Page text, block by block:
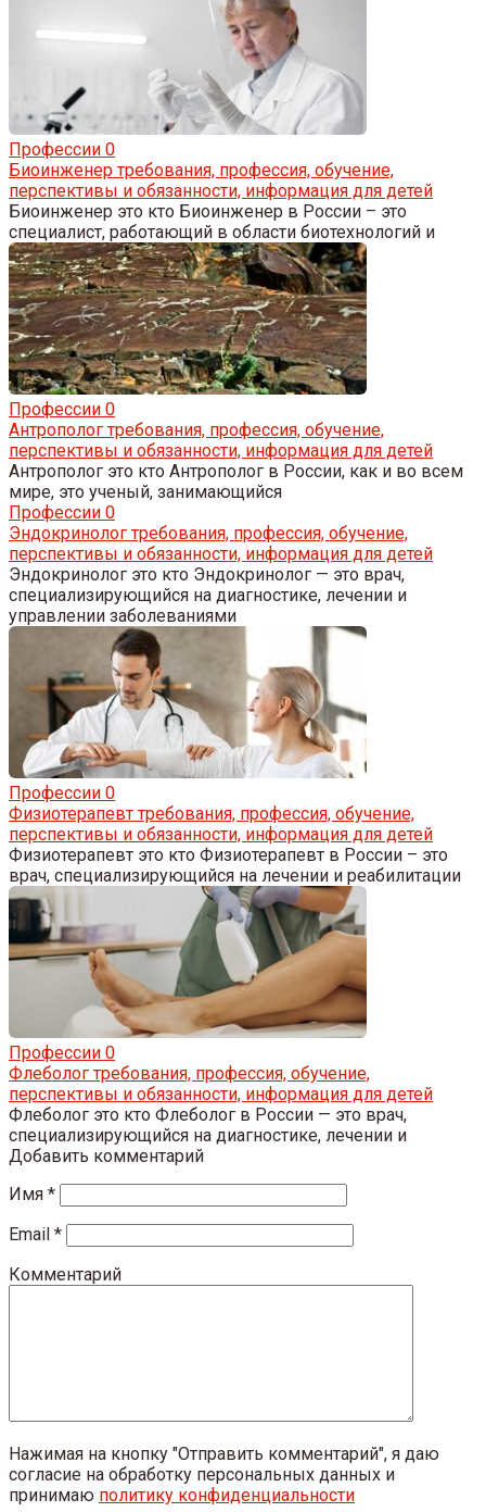
Профессии 0
Биоинженер требования, профессия, обучение,
перспективы и обязанности, информация для детей
Биоинженер это кто Биоинженер в России – это
специалист, работающий в области биотехнологий и
Профессии 0
Антрополог требования, профессия, обучение,
перспективы и обязанности, информация для детей
Антрополог это кто Антрополог в России, как и во всем
мире, это ученый, занимающийся
Профессии 0
Эндокринолог требования, профессия, обучение,
перспективы и обязанности, информация для детей
Эндокринолог это кто Эндокринолог — это врач,
специализирующийся на диагностике, лечении и
управлении заболеваниями
Профессии 0
Физиотерапевт требования, профессия, обучение,
перспективы и обязанности, информация для детей
Физиотерапевт это кто Физиотерапевт в России – это
врач, специализирующийся на лечении и реабилитации
Профессии 0
Флеболог требования, профессия, обучение,
перспективы и обязанности, информация для детей
Флеболог это кто Флеболог в России — это врач,
специализирующийся на диагностике, лечении и
Добавить комментарий
Имя *
Email *
Комментарий
Нажимая на кнопку "Отправить комментарий", я даю
согласие на обработку персональных данных и
принимаю политику конфиденциальности